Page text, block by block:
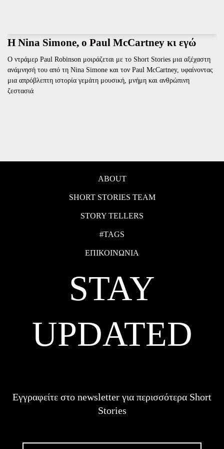
H Nina Simone, ο Paul McCartney κι εγώ
Ο ντράμερ Paul Robinson μοιράζεται με το Short Stories μια αξέχαστη
ανάμνησή του από τη Nina Simone και τον Paul McCartney, υφαίνοντας
μια απρόβλεπτη ιστορία γεμάτη μουσική, μνήμη και ανθρώπινη
ζεστασιά
ABOUT
SHORT STORIES TEAM
STORY TELLERS
#TAGS
ΕΠΙΚΟΙΝΩΝΙΑ
STAY
UPDATED
Εγγραφείτε στο newsletter για περισσότερα Short
Stories